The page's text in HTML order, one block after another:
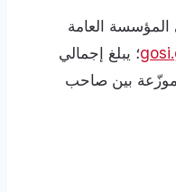
العامة
؛ يبلغ إجمالي
للسعودي نحو 21.5% موزّعة بين صاحب